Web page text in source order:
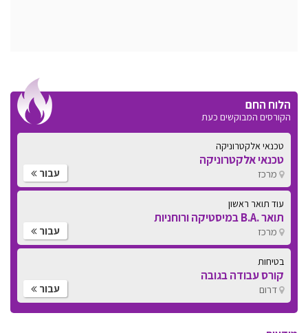
הלוח החם
הקורסים המבוקשים כעת
טכנאי אלקטרוניקה
טכנאי אלקטרוניקה
מרכז עבור
עוד תואר ראשון
תואר .B.A במיסטיקה ורוחניות
מרכז עבור
בטיחות
קורס עבודה בגובה
דרום עבור